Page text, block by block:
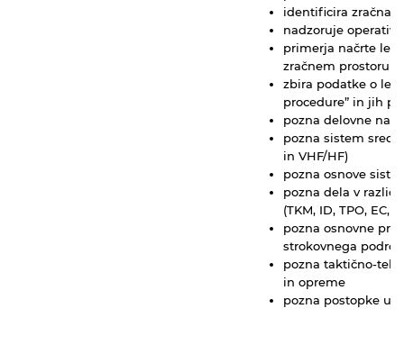
identificira zračna
nadzoruje
primerja načrte
zračnem prostoru
zbira podatke o
procedure” in jih
pozna delovne
pozna sistem
in VHF/HF)
pozna osnove
pozna dela v
(TKM, ID, TPO, EC,
pozna osnovne
strokovnega
pozna taktično-
in opreme
pozna postopke